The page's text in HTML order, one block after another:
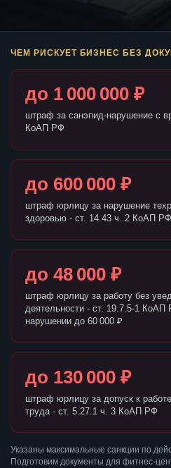
ЧЕМ РИСКУЕТ БИЗНЕС БЕЗ
до 1 000 000 ₽
штраф за санэпид-нарушение с
КоАП РФ
до 600 000 ₽
штраф юрлицу за нарушение
здоровью - ст. 14.43 ч. 2 КоАП РФ
до 48 000 ₽
штраф юрлицу за работу без
деятельности - ст. 19.7.5-1 КоАП
нарушении до 60 000 ₽
до 130 000 ₽
штраф юрлицу за допуск к
труда - ст. 5.27.1 ч. 3 КоАП РФ
Указаны максимальные санкции по
Подготовим документы для фитнес-